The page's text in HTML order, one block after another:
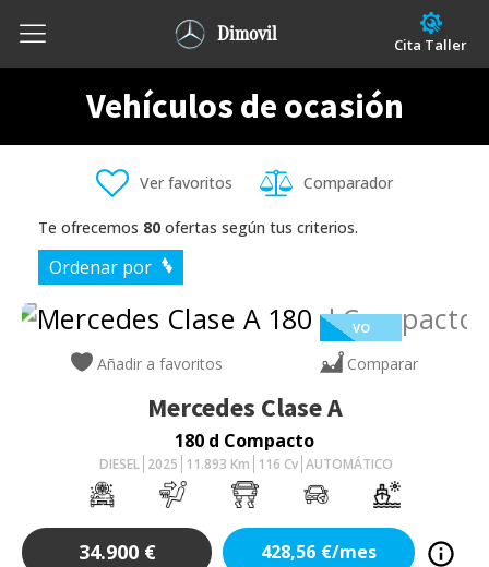
Dimovil Cita Taller
Vehículos de ocasión
Ver favoritos Comparador
Te ofrecemos 80 ofertas según tus criterios.
Ordenar por
VO
Añadir a favoritos Comparar
Mercedes Clase A
180 d Compacto
DIESEL 2025 11.893 Km 116 Cv AUTOMÁTICO
34.900 € 428,56 €/mes